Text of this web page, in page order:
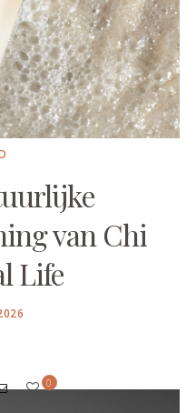
van Chi
Life
0